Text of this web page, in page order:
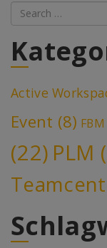
Search
Active
Event (8) FBM
(22) PLM